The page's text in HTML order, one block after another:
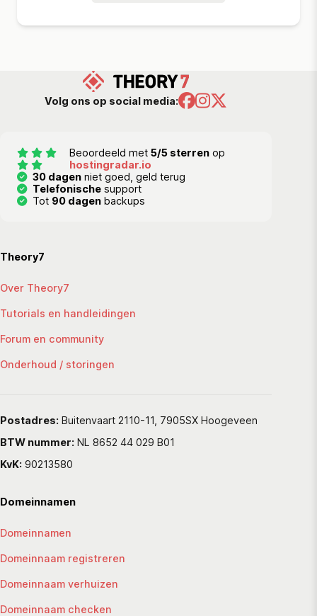
Volg ons op social media:
Beoordeeld met 5/5 sterrenop
hostingradar.io
30 dagen niet goed, geld terug
Telefonische support
Tot 90 dagen backups
Theory7
Over Theory7
Tutorials en handleidingen
Forum en community
Onderhoud / storingen
Postadres: Buitenvaart 2110-11, 7905SX Hoogeveen
BTW nummer: NL 8652 44 029 B01
KvK: 90213580
Domeinnamen
Domeinnamen
Domeinnaam registreren
Domeinnaam verhuizen
Domeinnaam checken